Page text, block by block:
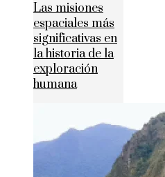
Las misiones
espaciales más
significativas en
la historia de la
exploración
humana